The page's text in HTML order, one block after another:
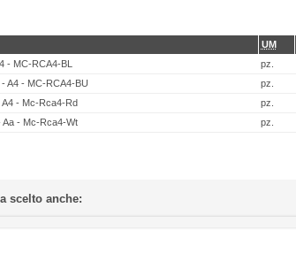
UM
- MC-RCA4-BL pz.
A4 - MC-RCA4-BU pz.
- Mc-Rca4-Rd pz.
Aa - Mc-Rca4-Wt pz.
scelto anche: